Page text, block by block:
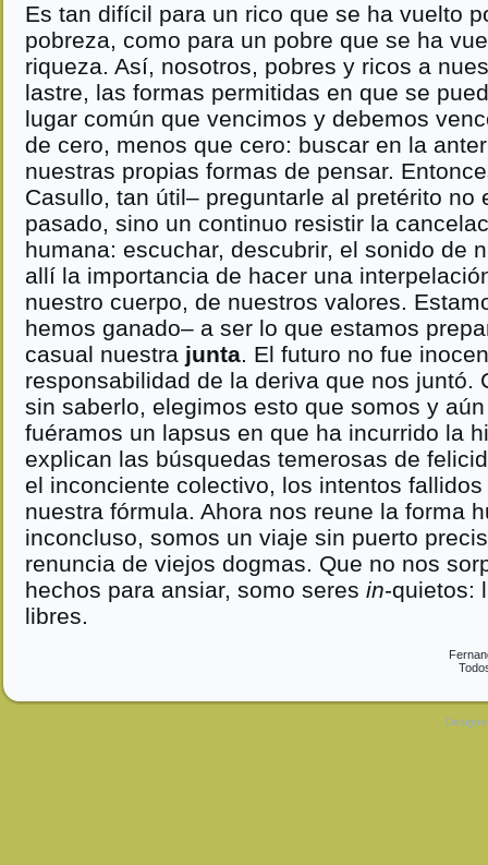
Es tan difícil para un rico que se ha vuelto
pobreza, como para un pobre que se ha
riqueza. Así, nosotros, pobres y ricos a
lastre, las formas permitidas en que se
lugar común que vencimos y debemos
de cero, menos que cero: buscar en la
nuestras propias formas de pensar.
Casullo, tan útil– preguntarle al pretérito no
pasado, sino un continuo resistir la
humana: escuchar, descubrir, el sonido de
allí la importancia de hacer una
nuestro cuerpo, de nuestros valores.
hemos ganado– a ser lo que estamos
casual nuestra junta. El futuro no fue
responsabilidad de la deriva que nos juntó.
sin saberlo, elegimos esto que somos y
fuéramos un lapsus en que ha incurrido la
explican las búsquedas temerosas de
el inconciente colectivo, los intentos
nuestra fórmula. Ahora nos reune la forma
inconcluso, somos un viaje sin puerto
renuncia de viejos dogmas. Que no nos
hechos para ansiar, somo seres in-quietos:
libres.